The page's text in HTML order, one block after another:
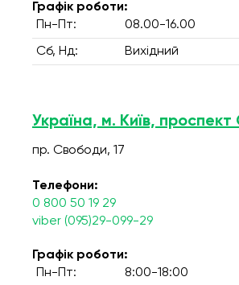
Графік роботи:
Пн-Пт:
08.00-16.00
Сб, Нд: Вихідний
Україна, м. Київ,
пр. Свободи, 17
Телефони:
0 800 50 19 29
viber (095)29-099-29
Графік роботи:
Пн-Пт:
8:00-18:00